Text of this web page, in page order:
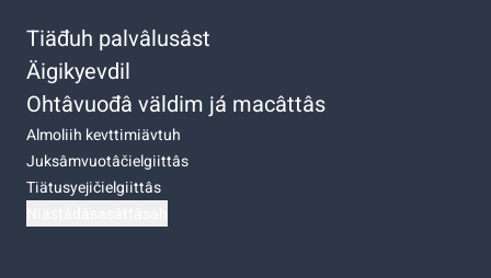
Tiäđuh palvâlusâst
Äigikyevdil
Ohtâvuođâ väldim já macâttâs
Almoliih kevttimiävtuh
Juksâmvuotâčielgiittâs
Tiätusyejičielgiittâs